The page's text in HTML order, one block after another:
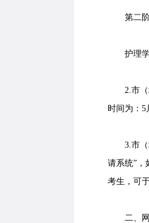
第二阶
护理学
2.市（地
时间为：5
3.市（地
请系统”，
考生，可
二、网